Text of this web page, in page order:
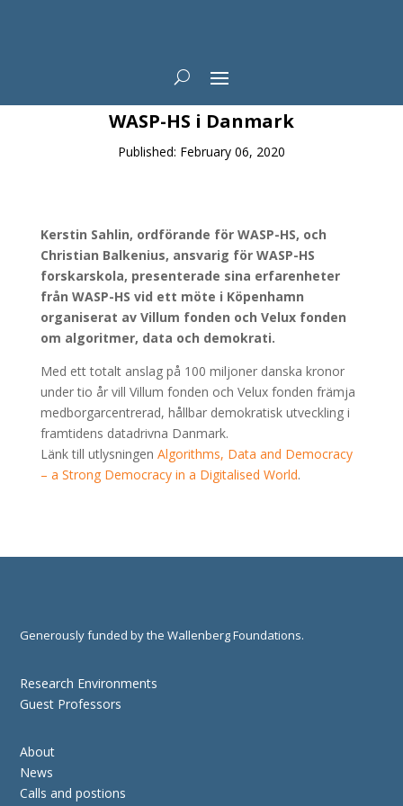
News
WASP-HS i Danmark
Published: February 06, 2020
Kerstin Sahlin, ordförande för WASP-HS, och
Christian Balkenius, ansvarig för WASP-HS
forskarskola, presenterade sina erfarenheter
från WASP-HS vid ett möte i Köpenhamn
organiserat av Villum fonden och Velux fonden
om algoritmer, data och demokrati.
Med ett totalt anslag på 100 miljoner danska kronor
under tio år vill Villum fonden och Velux fonden främja
medborgarcentrerad, hållbar demokratisk utveckling i
framtidens datadrivna Danmark.
Länk till utlysningen Algorithms, Data and Democracy
– a Strong Democracy in a Digitalised World.
Generously funded by the Wallenberg Foundations.
Research Environments
Guest Professors
About
News
Calls and postions